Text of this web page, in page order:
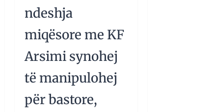
ndeshja
miqësore me KF
Arsimi synohej
të manipulohej
për bastore,